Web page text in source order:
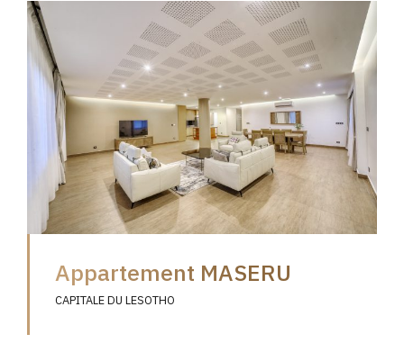
Appartement MASERU
CAPITALE DU LESOTHO